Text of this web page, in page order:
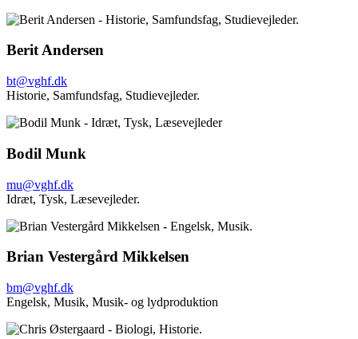
Berit Andersen
bt@vghf.dk
Historie, Samfundsfag, Studievejleder.
Bodil Munk
mu@vghf.dk
Idræt, Tysk, Læsevejleder.
Brian Vestergård Mikkelsen
bm@vghf.dk
Engelsk, Musik, Musik- og lydproduktion